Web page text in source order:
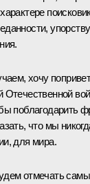
хочу
Отечественной
поблагодарить
что мы
для мира.
отмечать